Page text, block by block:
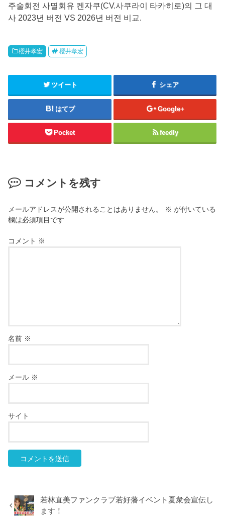
주술회전 사멸회유 켄자쿠(CV.사쿠라이 타카히로)의 그 대
사 2023년 버전 VS 2026년 버전 비교.
櫻井孝宏 櫻井孝宏
ツイート シェア
はてブ Google+
Pocket feedly
コメントを残す
メールアドレスが公開されることはありません。 ※ が付いている
欄は必須項目です
コメント ※
名前 ※
メール ※
サイト
若林直美ファンクラブ若好藩イベント夏衆会宣伝し
ます！